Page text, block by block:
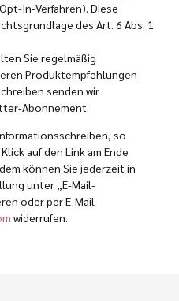
In-Verfahren). Diese
des Art. 6 Abs. 1
Sie regelmäßig
Produktempfehlungen
senden wir
Abonnement.
so
auf den Link am Ende
können Sie jederzeit in
unter „E-Mail-
oder per E-Mail
widerrufen.